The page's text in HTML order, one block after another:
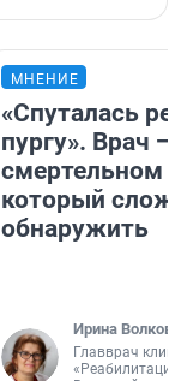
МНЕНИЕ
«Спуталась
пургу». Врач —
смертельном
который
обнаружить
Ирина Волкова
Главврач
«Реабилитация